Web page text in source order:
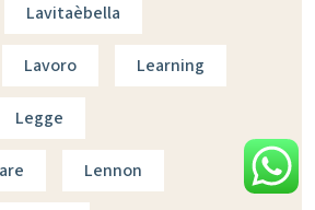
Lavitaèbella
Lavoro Learning
Legge
Lennon